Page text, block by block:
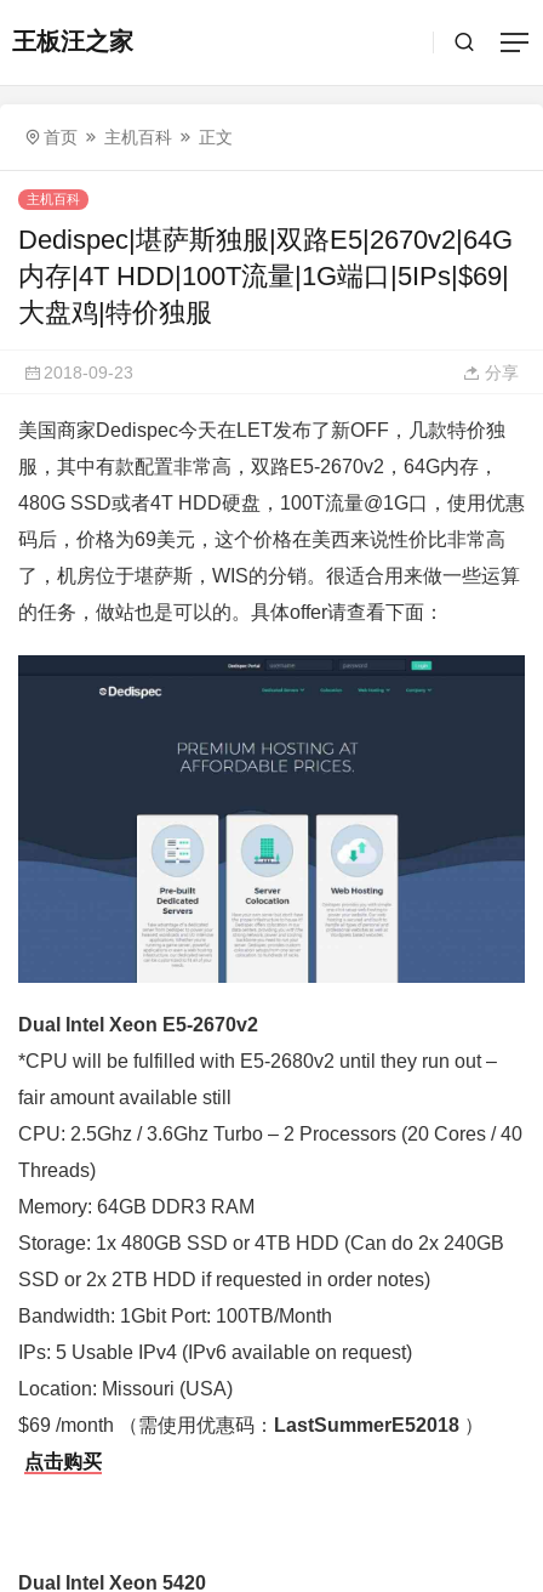
王板汪之家
首页 主机百科 正文
主机百科
Dedispec|堪萨斯独服|双路E5|2670v2|64G
内存|4T HDD|100T流量|1G端口|5IPs|$69|
大盘鸡|特价独服
2018-09-23 分享
美国商家Dedispec今天在LET发布了新OFF，几款特价独
服，其中有款配置非常高，双路E5-2670v2，64G内存，
480G SSD或者4T HDD硬盘，100T流量@1G口，使用优惠
码后，价格为69美元，这个价格在美西来说性价比非常高
了，机房位于堪萨斯，WIS的分销。很适合用来做一些运算
的任务，做站也是可以的。具体offer请查看下面：
Dual Intel Xeon E5-2670v2
*CPU will be fulfilled with E5-2680v2 until they run out –
fair amount available still
CPU: 2.5Ghz / 3.6Ghz Turbo – 2 Processors (20 Cores / 40
Threads)
Memory: 64GB DDR3 RAM
Storage: 1x 480GB SSD or 4TB HDD (Can do 2x 240GB
SSD or 2x 2TB HDD if requested in order notes)
Bandwidth: 1Gbit Port: 100TB/Month
IPs: 5 Usable IPv4 (IPv6 available on request)
Location: Missouri (USA)
$69 /month （需使用优惠码： LastSummerE52018 ）
点击购买
Dual Intel Xeon 5420